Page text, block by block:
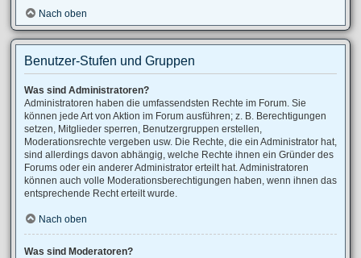
Nach oben
Benutzer-Stufen und Gruppen
Was sind Administratoren?
Administratoren haben die umfassendsten Rechte im Forum. Sie
können jede Art von Aktion im Forum ausführen; z. B. Berechtigungen
setzen, Mitglieder sperren, Benutzergruppen erstellen,
Moderationsrechte vergeben usw. Die Rechte, die ein Administrator hat,
sind allerdings davon abhängig, welche Rechte ihnen ein Gründer des
Forums oder ein anderer Administrator erteilt hat. Administratoren
können auch volle Moderationsberechtigungen haben, wenn ihnen das
entsprechende Recht erteilt wurde.
Nach oben
Was sind Moderatoren?